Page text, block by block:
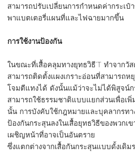
สามารถปรับเปลี่ยนการกำหนดค่ากระเป๋
พาแบตเตอรี่แผนที่และไฟฉายมากขึ้น
การใช้งานป้องกัน
ในขณะที่เสื้อคลุมทางยุทธวิธี’T ทำจากวั
สามารถติดตั้งแผงเกราะอ่อนที่สามารถ
โจมตีแทงได้ ดังนั้นแม้ว่าจะไม่ได้พิสูจน์
สามารถใช้ธรรมชาติแบบแยกส่วนเพื่อเ
นั้น การบังคับใช้กฎหมายและบุคลากรทา
ป้องกันกระสุนลงในเสื้อยุทธวิธีของพวกเ
เผชิญหน้าที่อาจเป็นอันตราย
ซึ่งแตกต่างจากเสื้อกันกระสุนแบบดั้งเดิม